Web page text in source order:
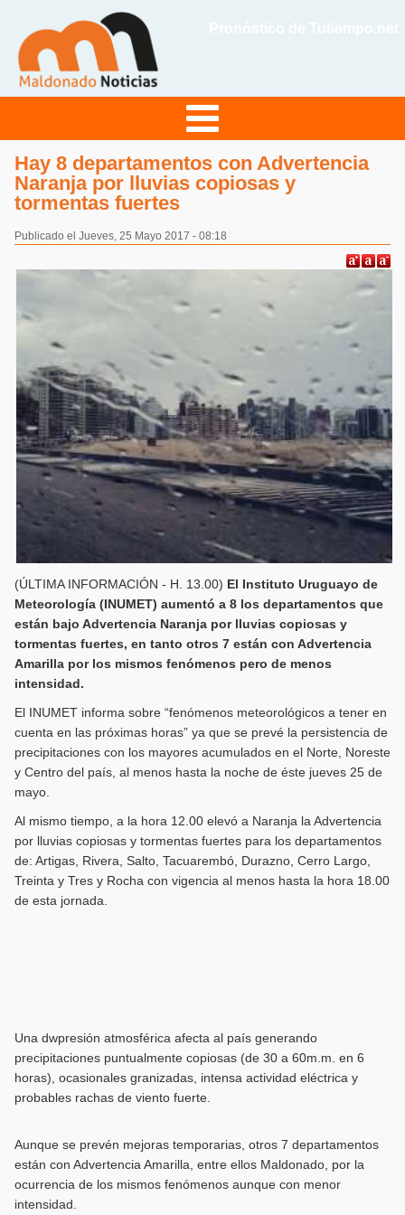
Hay 8 departamentos con Advertencia
Naranja por lluvias copiosas y
tormentas fuertes
Publicado el Jueves, 25 Mayo 2017 - 08:18
(ÚLTIMA INFORMACIÓN - H. 13.00) El Instituto Uruguayo de
Meteorología (INUMET) aumentó a 8 los departamentos que
están bajo Advertencia Naranja por lluvias copiosas y
tormentas fuertes, en tanto otros 7 están con Advertencia
Amarilla por los mismos fenómenos pero de menos
intensidad.
El INUMET informa sobre “fenómenos meteorológicos a tener en
cuenta en las próximas horas” ya que se prevé la persistencia de
precipitaciones con los mayores acumulados en el Norte, Noreste
y Centro del país, al menos hasta la noche de éste jueves 25 de
mayo.
Al mismo tiempo, a la hora 12.00 elevó a Naranja la Advertencia
por lluvias copiosas y tormentas fuertes para los departamentos
de: Artigas, Rivera, Salto, Tacuarembó, Durazno, Cerro Largo,
Treinta y Tres y Rocha con vigencia al menos hasta la hora 18.00
de esta jornada.
Una dwpresión atmosférica afecta al país generando
precipitaciones puntualmente copiosas (de 30 a 60m.m. en 6
horas), ocasionales granizadas, intensa actividad eléctrica y
probables rachas de viento fuerte.
Aunque se prevén mejoras temporarias, otros 7 departamentos
están con Advertencia Amarilla, entre ellos Maldonado, por la
ocurrencia de los mismos fenómenos aunque con menor
intensidad.